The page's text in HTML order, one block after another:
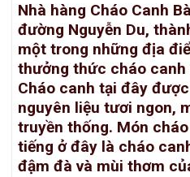
Nhà hàng Cháo Canh
đường Nguyễn Du,
một trong những địa
thưởng thức cháo canh
Cháo canh tại đây
nguyên liệu tươi ngon,
truyền thống. Món
tiếng ở đây là cháo
đậm đà và mùi thơm